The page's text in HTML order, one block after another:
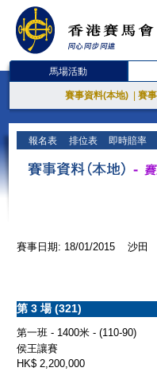
馬場活動
賽事資料(本地) 賽
報名表 排位表 即時賠率
賽事日期: 18/01/2015 沙田
第 3 場 (321)
第一班 - 1400米 - (110-90)
侯王讓賽
HK$ 2,200,000